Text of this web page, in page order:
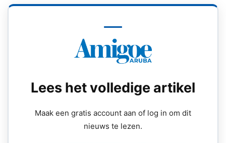
Lees het volledige artikel
Maak een gratis account aan of log in om dit
nieuws te lezen.